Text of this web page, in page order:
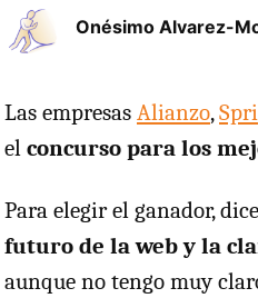
Onésimo Alvarez-
Las empresas Alianzo,Spri
el concurso para los
Para elegir el ganador,
futuro de la web y la
aunque no tengo muy